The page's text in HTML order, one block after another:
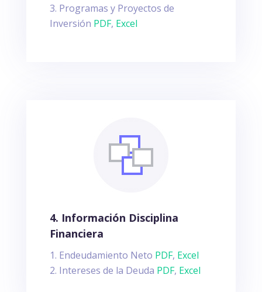
Programas y Proyectos de
Inversión PDF, Excel
4. Información Disciplina
Financiera
Endeudamiento Neto PDF, Excel
Intereses de la Deuda PDF, Excel